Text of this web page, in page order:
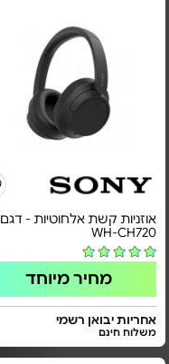
אוזניות קשת אלחוטיות - דגם
WH-CH720
מחיר מיוחד
אחריות יבואן רשמי
משלוח חינם